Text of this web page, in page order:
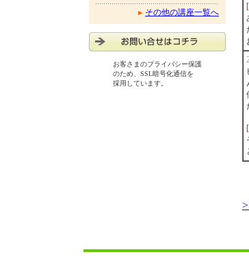
その他の講座一覧へ
お客さまのプライバシー保護
のため、SSL暗号化通信を
採用しています。